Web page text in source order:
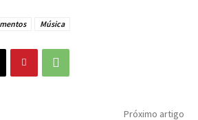
Música
Próximo artigo